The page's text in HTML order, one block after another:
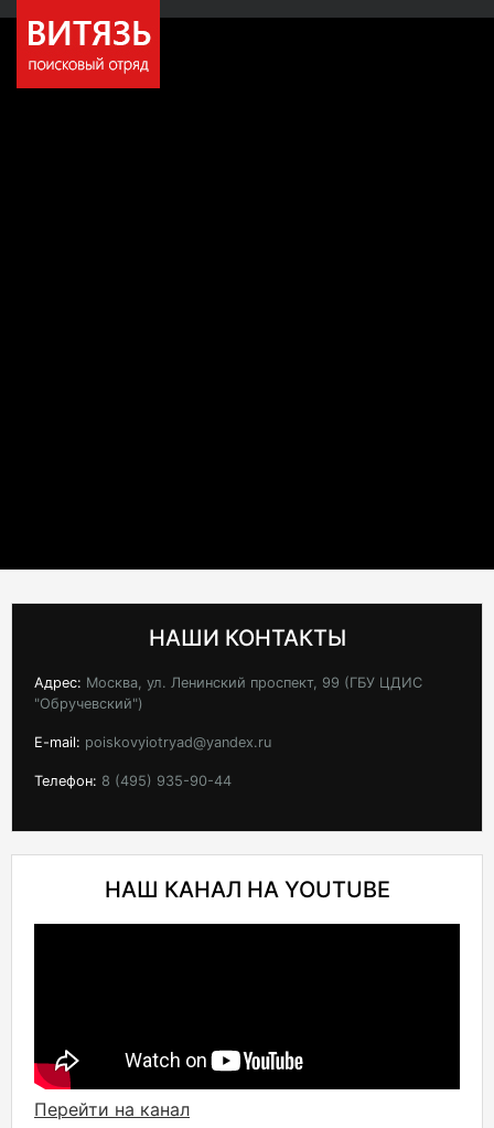
НАШИ КОНТАКТЫ
Адрес: Москва, ул. Ленинский проспект, 99 (ГБУ ЦДИС
"Обручевский")
E-mail: poiskovyiotryad@yandex.ru
Телефон: 8 (495) 935-90-44
НАШ КАНАЛ НА YOUTUBE
Перейти на канал